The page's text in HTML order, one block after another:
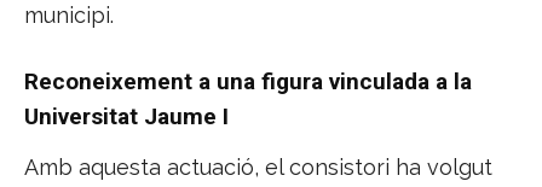
municipi.
Reconeixement a una figura vinculada a la
Universitat Jaume I
Amb aquesta actuació, el consistori ha volgut